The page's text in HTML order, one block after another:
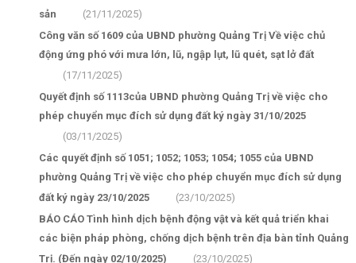
sản
(21/11/2025)
Công văn số 1609 của UBND phường Quảng Trị Về việc chủ
động ứng phó với mưa lớn, lũ, ngập lụt, lũ quét, sạt lở đất
(17/11/2025)
Quyết định số 1113của UBND phường Quảng Trị về việc cho
phép chuyển mục đích sử dụng đất ký ngày 31/10/2025
(03/11/2025)
Các quyết định số 1051; 1052; 1053; 1054; 1055 của UBND
phường Quảng Trị về việc cho phép chuyển mục đích sử dụng
đất ký ngày 23/10/2025
(23/10/2025)
BÁO CÁO Tình hình dịch bệnh động vật và kết quả triển khai
các biện pháp phòng, chống dịch bệnh trên địa bàn tỉnh Quảng
Trị. (Đến ngày 02/10/2025)
(23/10/2025)